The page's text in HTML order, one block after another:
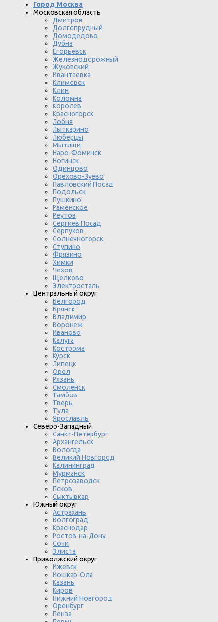
Город Москва
Московская область
Дмитров
Долгопрудный
Домодедово
Дубна
Егорьевск
Железнодорожный
Жуковский
Ивантеевка
Климовск
Клин
Коломна
Королев
Красногорск
Лобня
Лыткарино
Люберцы
Мытищи
Наро-Фоминск
Ногинск
Одинцово
Орехово-Зуево
Павловский Посад
Подольск
Пушкино
Раменское
Реутов
Сергиев Посад
Серпухов
Солнечногорск
Ступино
Фрязино
Химки
Чехов
Щелково
Электросталь
Центральный округ
Белгород
Брянск
Владимир
Воронеж
Иваново
Калуга
Кострома
Курск
Липецк
Орел
Рязань
Смоленск
Тамбов
Тверь
Тула
Ярославль
Северо-Западный
Санкт-Петербург
Архангельск
Вологда
Великий Новгород
Калининград
Мурманск
Петрозаводск
Псков
Сыктывкар
Южный округ
Астрахань
Волгоград
Краснодар
Ростов-на-Дону
Сочи
Элиста
Приволжский округ
Ижевск
Йошкар-Ола
Казань
Киров
Нижний Новгород
Оренбург
Пенза